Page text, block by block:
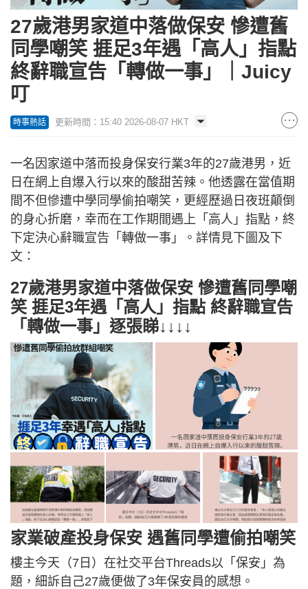
27歲港男家道中落做保安 慘遭舊
同學嘲笑 捱足3年遇「高人」指點
終辭職宣告「轉做一事」｜Juicy
叮
時事熱話 更新時間：15:40 2026-08-07 HKT
一名因家道中落而投身保安行業3年的27歲港男，近
日在網上自爆入行以來的酸甜苦辣。他透露在當值期
間不但慘遭中學同學偷拍嘲笑，更經歷過日夜班顛倒
的身心折磨，幸而在工作期間遇上「高人」指點，終
下定決心辭職宣告「轉做一事」。詳情見下圖及下
文：
27歲港男家道中落做保安 慘遭舊同學嘲
笑 捱足3年遇「高人」指點 終辭職宣告
「轉做一事」逐張睇↓↓↓↓
家業破產投身保安 遇舊同學遭偷拍嘲笑
樓主今天（7日）在社交平台Threads以「保安」為
題，細訴自己27歲便做了3年保安員的感想。